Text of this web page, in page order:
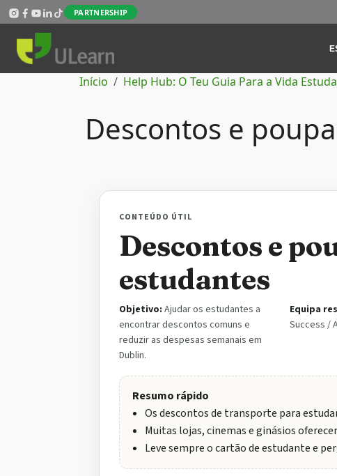
Passar para o conteúdo principal
PARTNERSHIP
Navegação estrutural
Início Help Hub: O Teu Guia Para a Vida
Descontos e
CONTEÚDO ÚTIL
Descontos e
estudantes
Objetivo: Ajudar os estudantes a
encontrar descontos comuns e
reduzir as despesas semanais em
Dublin.
Equipa
Success /
Resumo rápido
Os descontos de transporte para
Muitas lojas, cinemas e ginásios
Leve sempre o cartão de estudante e